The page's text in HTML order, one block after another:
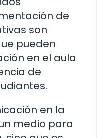
de
son
pueden
en el aula
de
en la
medio para